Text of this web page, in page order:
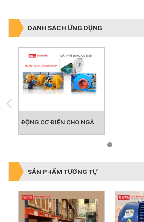
DANH SÁCH ỨNG DỤNG
ĐỘNG CƠ ĐIỆN CHO NGÀNH QUẠT CÔNG NGHIỆP
SẢN PHẨM TƯƠNG TỰ